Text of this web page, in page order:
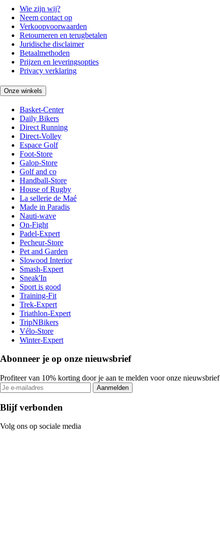
Wie zijn wij?
Neem contact op
Verkoopvoorwaarden
Retourneren en terugbetalen
Juridische disclaimer
Betaalmethoden
Prijzen en leveringsopties
Privacy verklaring
Onze winkels
Basket-Center
Daily Bikers
Direct Running
Direct-Volley
Espace Golf
Foot-Store
Galop-Store
Golf and co
Handball-Store
House of Rugby
La sellerie de Maé
Made in Paradis
Nauti-wave
On-Fight
Padel-Expert
Pecheur-Store
Pet and Garden
Slowood Interior
Smash-Expert
Sneak'In
Sport is good
Training-Fit
Trek-Expert
Triathlon-Expert
TripNBikers
Vélo-Store
Winter-Expert
Abonneer je op onze nieuwsbrief
Profiteer van 10% korting door je aan te melden voor onze nieuwsbrief
Aanmelden
Blijf verbonden
Volg ons op sociale media